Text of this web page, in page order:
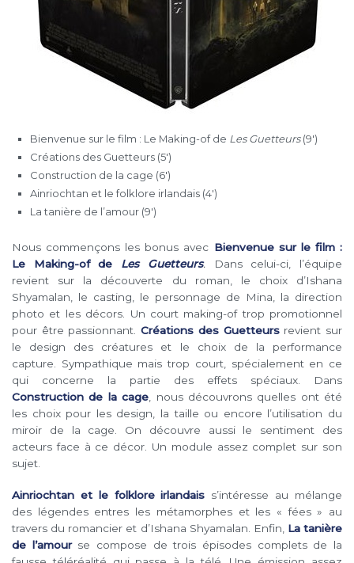
Bienvenue sur le film : Le Making-of de Les Guetteurs(9′)
Créations des Guetteurs (5′)
Construction de la cage (6′)
Ainriochtan et le folklore irlandais (4′)
La tanière de l’amour (9′)
Nous commençons les bonus avec Bienvenue sur le film :
Le Making-of de Les Guetteurs. Dans celui-ci, l’équipe
revient sur la découverte du roman, le choix d’Ishana
Shyamalan, le casting, le personnage de Mina, la direction
photo et les décors. Un court making-of trop promotionnel
pour être passionnant.Créations des Guetteursrevient sur
le design des créatures et le choix de la performance
capture. Sympathique mais trop court, spécialement en ce
qui concerne la partie des effets spéciaux. Dans
Construction de la cage , nous découvrons quelles ont été
les choix pour les design, la taille ou encore l’utilisation du
miroir de la cage. On découvre aussi le sentiment des
acteurs face à ce décor. Un module assez complet sur son
sujet.
Ainriochtan et le folklore irlandais s’intéresse au mélange
des légendes entres les métamorphes et les « fées » au
travers du romancier et d’Ishana Shyamalan. Enfin, La tanière
de l’amourse compose de trois épisodes complets de la